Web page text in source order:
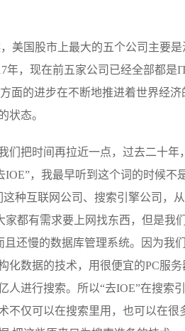
美国股市上最大的五个公司主要
，现在前五家公司已经全部都是
面的进步在不断地推进着世界经济
状态。
们把时间再拉近一点，过去二十年
，我最早听到这个词的时候不
种互联网公司、搜索引擎公司，
都有需求要上网找东西，但是我
还慢的数据库管理系统。因为我
化数据的技术，用很便宜的PC服
人进行搜索。所以“去IOE”在搜索
不仅可以在搜索里用，也可以在很